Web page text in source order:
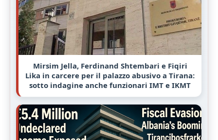
Mirsim Jella, Ferdinand Shtembari e Fiqiri
Lika in carcere per il palazzo abusivo a Tirana:
sotto indagine anche funzionari IMT e IKMT